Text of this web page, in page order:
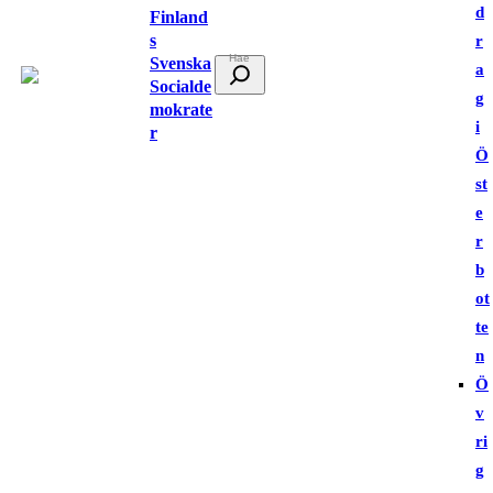
Finland
s
Svenska
Socialde
mokrate
r
ö
d
r
a
g
i
Ö
st
e
r
b
ot
te
n
Ö
v
ri
g